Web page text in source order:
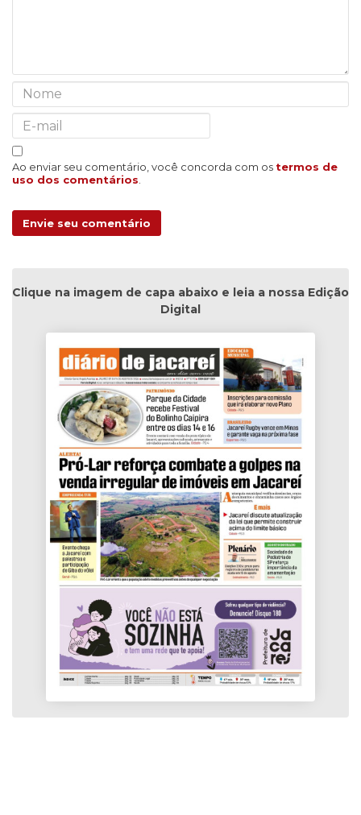
Ao enviar seu comentário, você concorda com os termos de
uso dos comentários
Envie seu comentário
Clique na imagem de capa abaixo e leia a nossa Edição
Digital